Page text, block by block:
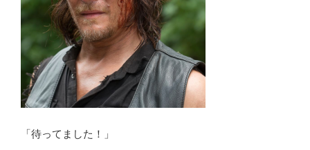
ッ
ム
剃
刀」
は?
「待ってました！」